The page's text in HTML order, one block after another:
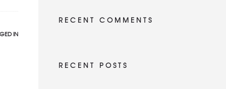
IN
RECENT COMMENTS
RECENT POSTS